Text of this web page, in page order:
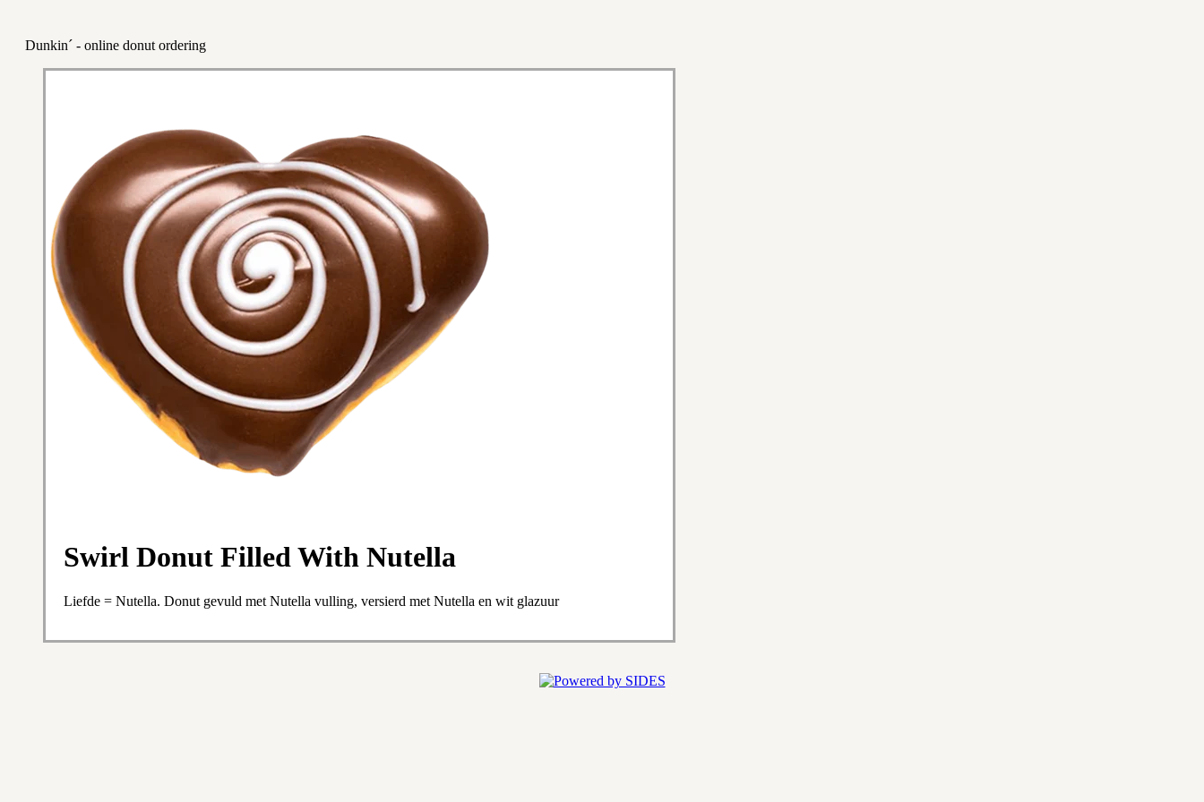
Dunkin´ - online donut ordering
Swirl Donut Filled With Nutella
Liefde = Nutella. Donut gevuld met Nutella vulling, versierd met Nutella en wit glazuur